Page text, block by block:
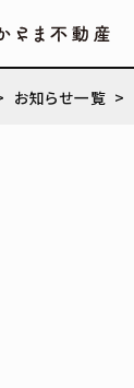
お知らせ一覧